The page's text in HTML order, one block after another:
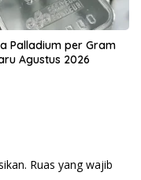
Palladium per Gram
Agustus 2026
Ruas yang wajib